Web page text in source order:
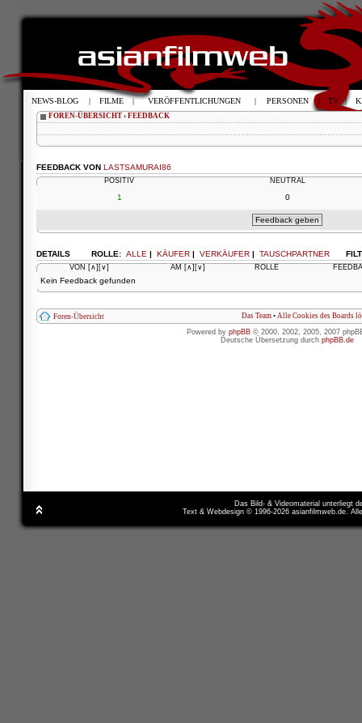
FOREN-ÜBERSICHT ‹ FEEDBACK
FEEDBACK VON LASTSAMURAI86
POSITIV NEUTRAL
1 0
ROLLE: ALLE | KÄUFER | VERKÄUFER | TAUSCHPARTNER
DETAILS
VON [∧] [∨] AM [∧] [∨] ROLLE
Kein Feedback gefunden
Foren-Übersicht Das Team • Alle Cookies des Boards
Powered by phpBB © 2000, 2002, 2005, 2007
Deutsche Übersetzung durch phpBB.de
Das Bild- & Videomaterial unterliegt
Text & Webdesign © 1996-2026 asianfilmweb.de.
NEWS-BLOG | FILME | VERÖFFENTLICHUNGEN | PERSONEN | TV |